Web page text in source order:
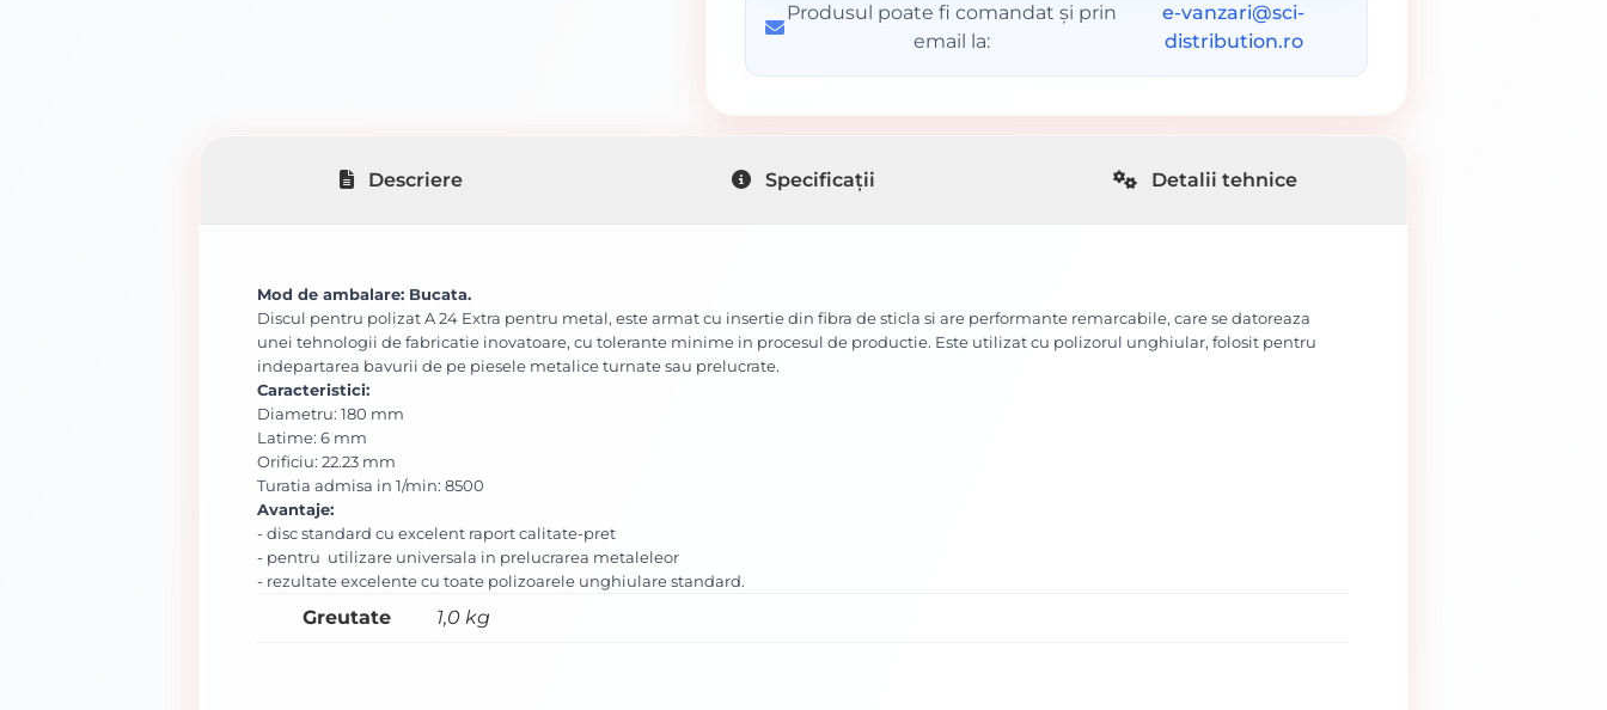
Produsul poate fi comandat și prin
email la:
e-vanzari@sci-
distribution.ro
Descriere Specificații Detalii tehnice
Mod de ambalare: Bucata.
Discul pentru polizat A 24 Extra pentru metal, este armat cu insertie din fibra de sticla si are performante remarcabile, care se datoreaza
unei tehnologii de fabricatie inovatoare, cu tolerante minime in procesul de productie. Este utilizat cu polizorul unghiular, folosit pentru
indepartarea bavurii de pe piesele metalice turnate sau prelucrate.
Caracteristici:
Diametru: 180 mm
Latime: 6 mm
Orificiu: 22.23 mm
Turatia admisa in 1/min: 8500
Avantaje:
- disc standard cu excelent raport calitate-pret
- pentru utilizare universala in prelucrarea metaleleor
- rezultate excelente cu toate polizoarele unghiulare standard.
Greutate 1,0 kg